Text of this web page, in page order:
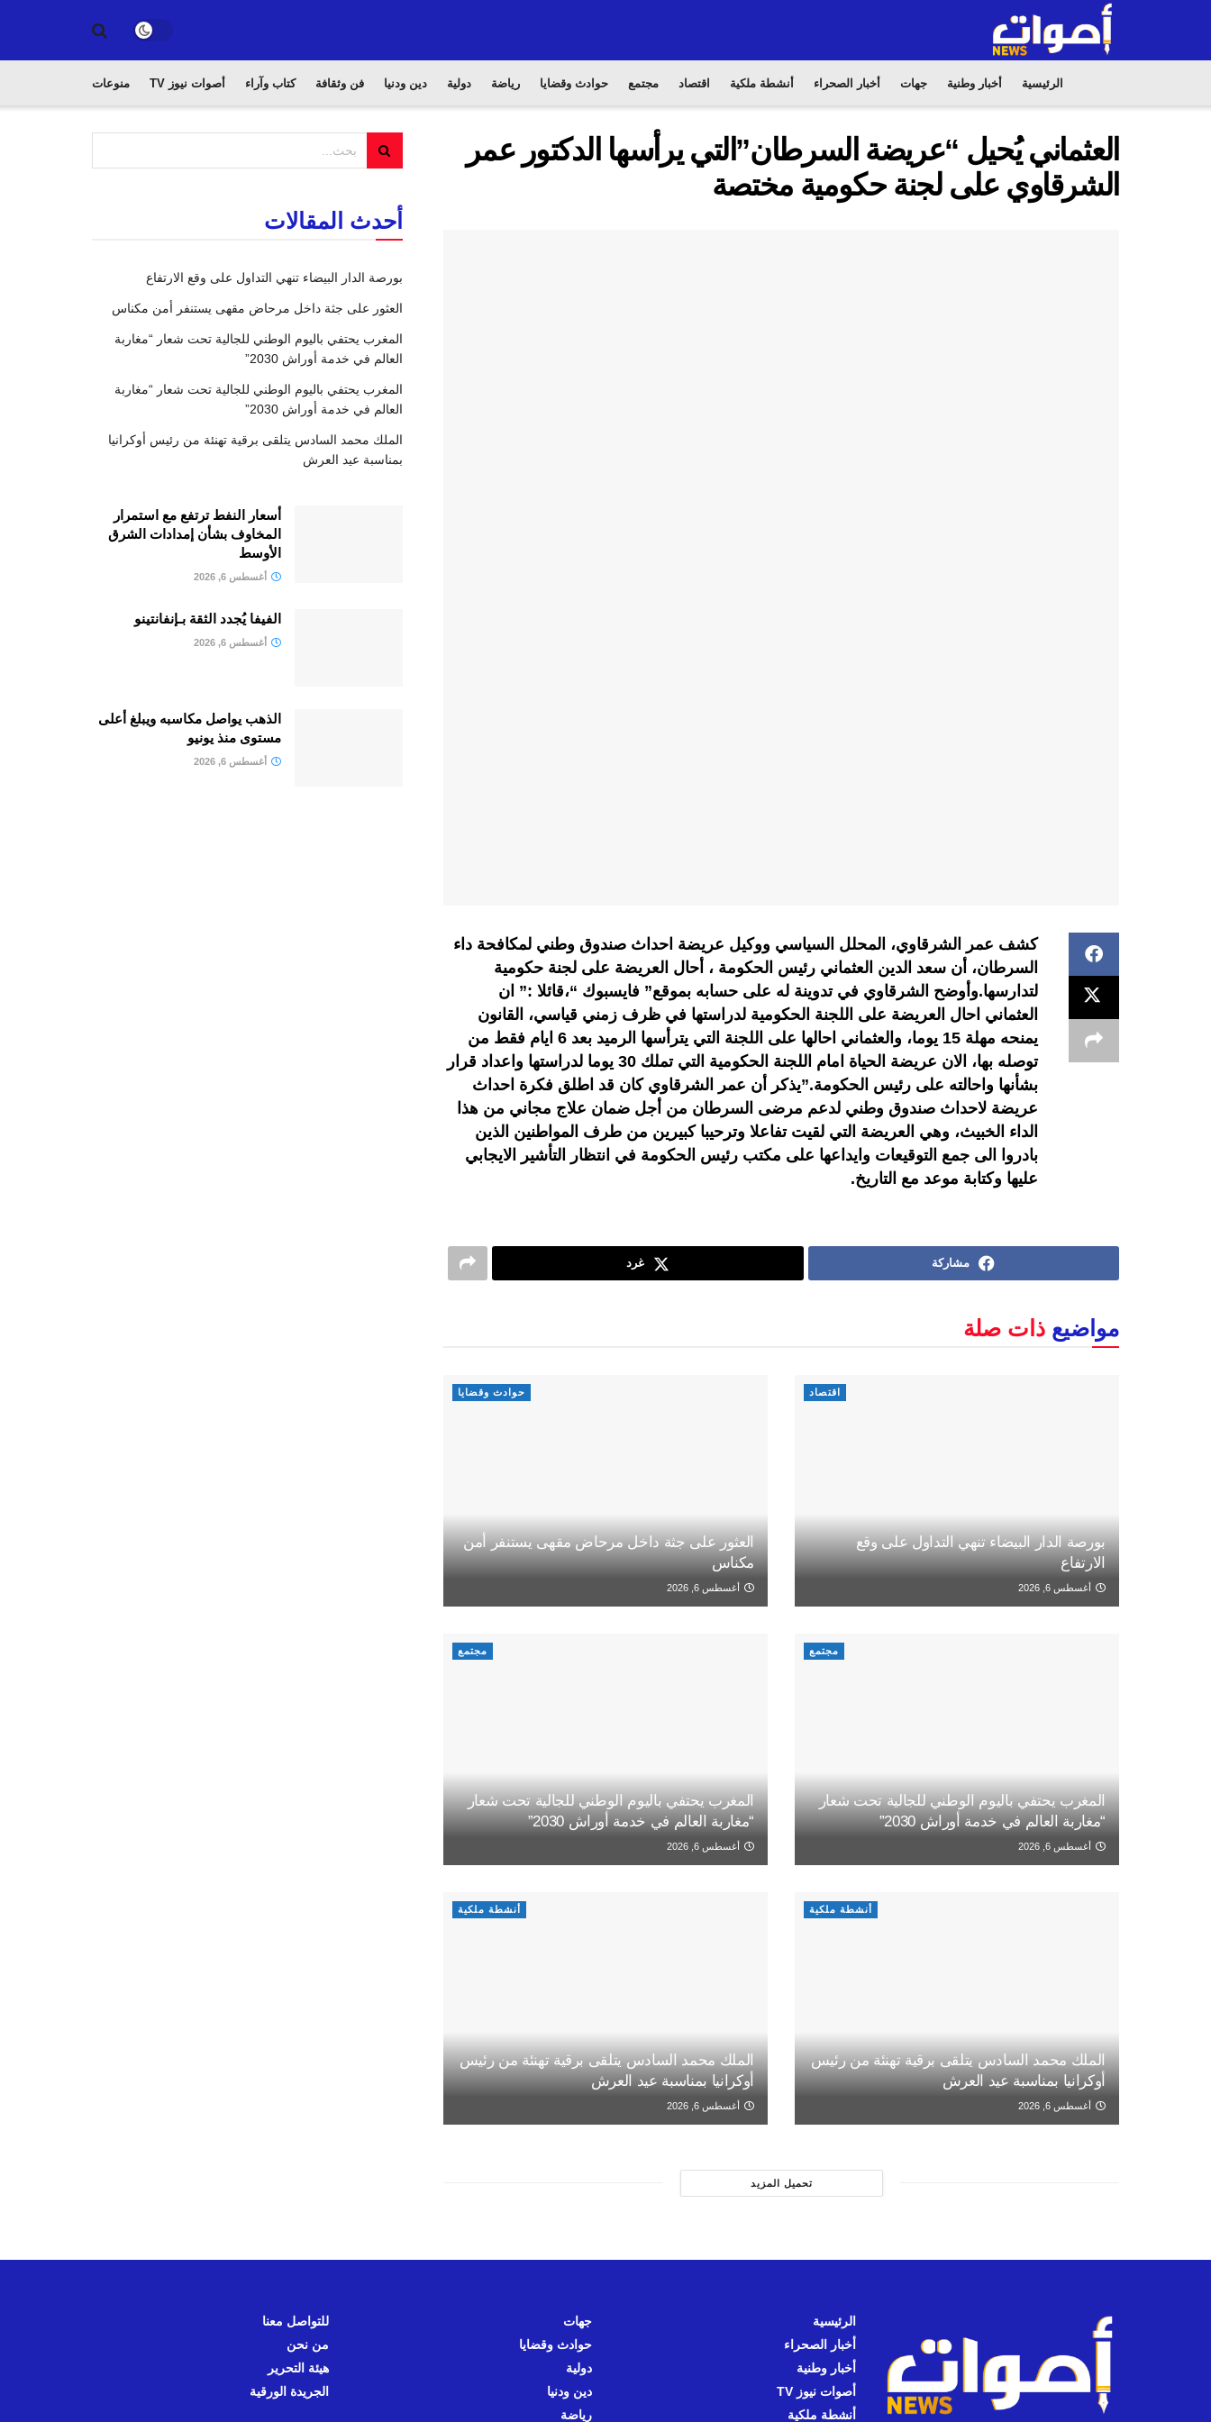
الرئيسية أخبار وطنية جهات أخبار الصحراء أنشطة ملكية اقتصاد مجتمع حوادث وقضايا رياضة دولية دين ودنيا فن وثقافة كتاب وآراء أصوات نيوز TV منوعات
العثماني يُحيل “عريضة السرطان”التي يرأسها الدكتور عمر
الشرقاوي على لجنة حكومية مختصة
كشف عمر الشرقاوي، المحلل السياسي ووكيل عريضة احداث صندوق وطني لمكافحة داء
السرطان، أن سعد الدين العثماني رئيس الحكومة ، أحال العريضة على لجنة حكومية
لتدارسها.وأوضح الشرقاوي في تدوينة له على حسابه بموقع” فايسبوك “،قائلا :” ان
العثماني احال العريضة على اللجنة الحكومية لدراستها في ظرف زمني قياسي، القانون
يمنحه مهلة 15 يوما، والعثماني احالها على اللجنة التي يترأسها الرميد بعد 6 ايام فقط من
توصله بها، الان عريضة الحياة امام اللجنة الحكومية التي تملك 30 يوما لدراستها واعداد قرار
بشأنها واحالته على رئيس الحكومة.”يذكر أن عمر الشرقاوي كان قد اطلق فكرة احداث
عريضة لاحداث صندوق وطني لدعم مرضى السرطان من أجل ضمان علاج مجاني من هذا
الداء الخبيث، وهي العريضة التي لقيت تفاعلا وترحيبا كبيرين من طرف المواطنين الذين
بادروا الى جمع التوقيعات وايداعها على مكتب رئيس الحكومة في انتظار التأشير الايجابي
عليها وكتابة موعد مع التاريخ.
مشاركة غرد
مواضيع ذات صلة
اقتصاد
بورصة الدار البيضاء تنهي التداول على وقع
الارتفاع
أغسطس 6, 2026
حوادث وقضايا
العثور على جثة داخل مرحاض مقهى يستنفر أمن
مكناس
أغسطس 6, 2026
مجتمع
المغرب يحتفي باليوم الوطني للجالية تحت شعار
“مغاربة العالم في خدمة أوراش 2030”
أغسطس 6, 2026
مجتمع
المغرب يحتفي باليوم الوطني للجالية تحت شعار
“مغاربة العالم في خدمة أوراش 2030”
أغسطس 6, 2026
أنشطة ملكية
الملك محمد السادس يتلقى برقية تهنئة من رئيس
أوكرانيا بمناسبة عيد العرش
أغسطس 6, 2026
أنشطة ملكية
الملك محمد السادس يتلقى برقية تهنئة من رئيس
أوكرانيا بمناسبة عيد العرش
أغسطس 6, 2026
تحميل المزيد
أحدث المقالات
بورصة الدار البيضاء تنهي التداول على وقع الارتفاع
العثور على جثة داخل مرحاض مقهى يستنفر أمن مكناس
المغرب يحتفي باليوم الوطني للجالية تحت شعار “مغاربة
العالم في خدمة أوراش 2030”
المغرب يحتفي باليوم الوطني للجالية تحت شعار “مغاربة
العالم في خدمة أوراش 2030”
الملك محمد السادس يتلقى برقية تهنئة من رئيس أوكرانيا
بمناسبة عيد العرش
أسعار النفط ترتفع مع استمرار
المخاوف بشأن إمدادات الشرق
الأوسط
أغسطس 6, 2026
الفيفا يُجدد الثقة بـإنفانتينو
أغسطس 6, 2026
الذهب يواصل مكاسبه ويبلغ أعلى
مستوى منذ يونيو
أغسطس 6, 2026
الرئيسية
أخبار الصحراء
أخبار وطنية
أصوات نيوز TV
أنشطة ملكية
جهات
حوادث وقضايا
دولية
دين ودنيا
رياضة
للتواصل معنا
من نحن
هيئة التحرير
الجريدة الورقية